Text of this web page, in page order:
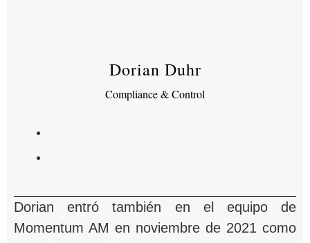
Dorian Duhr
Compliance & Control
Dorian entró también en el equipo de
Momentum AM en noviembre de 2021 como